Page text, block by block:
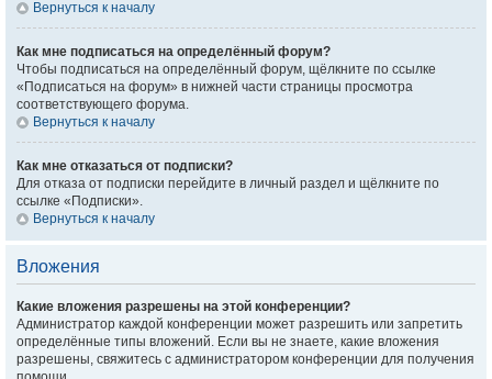
Вернуться к началу
Как мне подписаться на определённый форум?
Чтобы подписаться на определённый форум, щёлкните по ссылке
«Подписаться на форум» в нижней части страницы просмотра
соответствующего форума.
Вернуться к началу
Как мне отказаться от подписки?
Для отказа от подписки перейдите в личный раздел и щёлкните по
ссылке «Подписки».
Вернуться к началу
Вложения
Какие вложения разрешены на этой конференции?
Администратор каждой конференции может разрешить или запретить
определённые типы вложений. Если вы не знаете, какие вложения
разрешены, свяжитесь с администратором конференции для получения